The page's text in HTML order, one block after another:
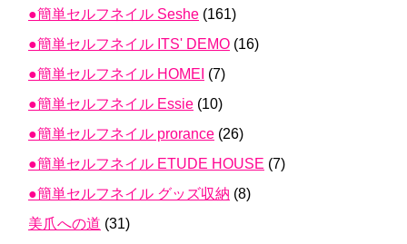
●簡単セルフネイル Seshe (161)
●簡単セルフネイル ITS' DEMO (16)
●簡単セルフネイル HOMEI (7)
●簡単セルフネイル Essie (10)
●簡単セルフネイル prorance (26)
●簡単セルフネイル ETUDE HOUSE (7)
●簡単セルフネイル グッズ収納 (8)
美爪への道 (31)